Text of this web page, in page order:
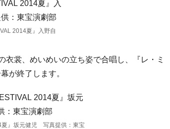
2014夏』入野自
衣裳、めいめいの立ち姿で合唱し、『レ・ミ
が終了します。
夏』坂元健児 写真提供：東宝